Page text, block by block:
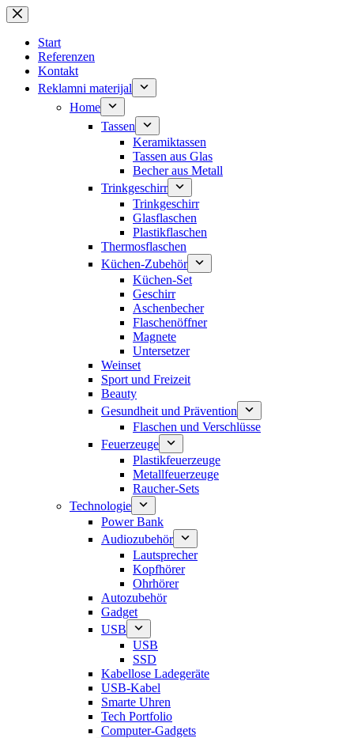
Zum
Inhalt
springenStart
Referenzen
Kontakt
Reklamni materijal
Home
Tassen
Keramiktassen
Tassen aus Glas
Becher aus Metall
Trinkgeschirr
Trinkgeschirr
Glasflaschen
Plastikflaschen
Thermosflaschen
Küchen-Zubehör
Küchen-Set
Geschirr
Aschenbecher
Flaschenöffner
Magnete
Untersetzer
Weinset
Sport und Freizeit
Beauty
Gesundheit und Prävention
Flaschen und Verschlüsse
Feuerzeuge
Plastikfeuerzeuge
Metallfeuerzeuge
Raucher-Sets
Technologie
Power Bank
Audiozubehör
Lautsprecher
Kopfhörer
Ohrhörer
Autozubehör
Gadget
USB
USB
SSD
Kabellose Ladegeräte
USB-Kabel
Smarte Uhren
Tech Portfolio
Computer-Gadgets